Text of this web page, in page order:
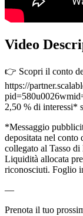
Video
👉 Scopri il conto
https://
2,50 % di interessi*
*Messaggio
depositata nel conto
collegato al Tasso
Liquidità allocata
riconosciuti. Foglio
—
Prenota il tuo